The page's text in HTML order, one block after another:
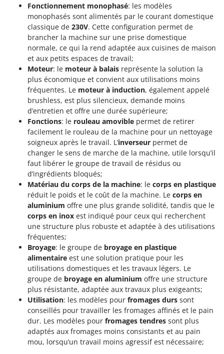
Fonctionnement monophasé: les modèles
monophasés sont alimentés par le courant domestique
classique de 230V. Cette configuration permet de
brancher la machine sur une prise domestique
normale, ce qui la rend adaptée aux cuisines de maison
et aux petits espaces de travail;
Moteur: le moteur à balais représente la solution la
plus économique et convient aux utilisations moins
fréquentes. Le moteur à induction, également appelé
brushless, est plus silencieux, demande moins
d’entretien et offre une durée supérieure;
Fonctions: le rouleau amovible permet de retirer
facilement le rouleau de la machine pour un nettoyage
soigneux après le travail. L’inverseur permet de
changer le sens de marche de la machine, utile lorsqu’il
faut libérer le groupe de travail de résidus ou
d’ingrédients bloqués;
Matériau du corps de la machine: le corps en plastique
réduit le poids et le coût de la machine. Le corps en
aluminium offre une plus grande solidité, tandis que le
corps en inox est indiqué pour ceux qui recherchent
une structure plus robuste et adaptée à des utilisations
fréquentes;
Broyage: le groupe de broyage en plastique
alimentaire est une solution pratique pour les
utilisations domestiques et les travaux légers. Le
groupe de broyage en aluminium offre une structure
plus résistante, adaptée aux travaux plus exigeants;
Utilisation: les modèles pour fromages durs sont
conseillés pour travailler les fromages affinés et le pain
dur. Les modèles pour fromages tendres sont plus
adaptés aux fromages moins consistants et au pain
mou, lorsqu’un travail moins agressif est nécessaire;